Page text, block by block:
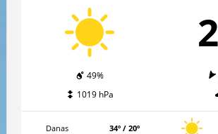
49%
1019 hPa
Danas 34º / 20º